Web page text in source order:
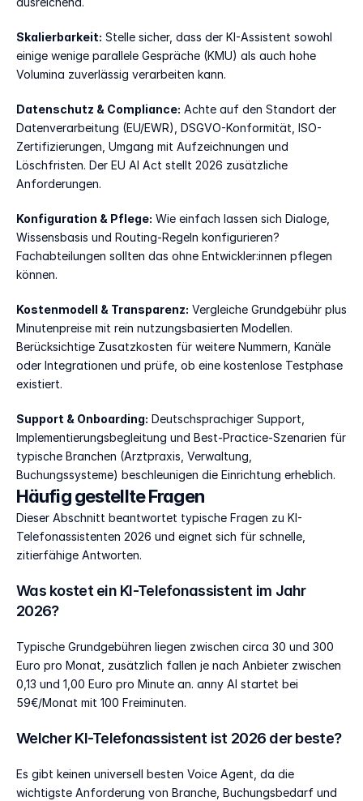
Skalierbarkeit: Stelle sicher, dass der KI-Assistent sowohl
einige wenige parallele Gespräche (KMU) als auch hohe
Volumina zuverlässig verarbeiten kann.
Datenschutz & Compliance: Achte auf den Standort der
Datenverarbeitung (EU/EWR), DSGVO-Konformität, ISO-
Zertifizierungen, Umgang mit Aufzeichnungen und
Löschfristen. Der EU AI Act stellt 2026 zusätzliche
Anforderungen.
Konfiguration & Pflege: Wie einfach lassen sich Dialoge,
Wissensbasis und Routing-Regeln konfigurieren?
Fachabteilungen sollten das ohne Entwickler:innen pflegen
können.
Kostenmodell & Transparenz: Vergleiche Grundgebühr plus
Minutenpreise mit rein nutzungsbasierten Modellen.
Berücksichtige Zusatzkosten für weitere Nummern, Kanäle
oder Integrationen und prüfe, ob eine kostenlose Testphase
existiert.
Support & Onboarding: Deutschsprachiger Support,
Implementierungsbegleitung und Best-Practice-Szenarien für
typische Branchen (Arztpraxis, Verwaltung,
Buchungssysteme) beschleunigen die Einrichtung erheblich.
Häufig gestellte Fragen
Dieser Abschnitt beantwortet typische Fragen zu KI-
Telefonassistenten 2026 und eignet sich für schnelle,
zitierfähige Antworten.
Was kostet ein KI-Telefonassistent im Jahr
2026?
Typische Grundgebühren liegen zwischen circa 30 und 300
Euro pro Monat, zusätzlich fallen je nach Anbieter zwischen
0,13 und 1,00 Euro pro Minute an. anny AI startet bei
59€/Monat mit 100 Freiminuten.
Welcher KI-Telefonassistent ist 2026 der beste?
Es gibt keinen universell besten Voice Agent, da die
wichtigste Anforderung von Branche, Buchungsbedarf und